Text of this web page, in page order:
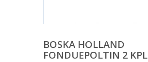
BOSKA HOLLAND
FONDUEPOLTIN 2 KPL